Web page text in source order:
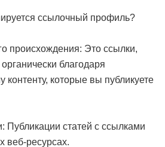
ссылочный профиль?
происхождения: Это ссылки,
благодаря
контенту, которые вы публикуете
Публикации статей с ссылками
веб-ресурсах.